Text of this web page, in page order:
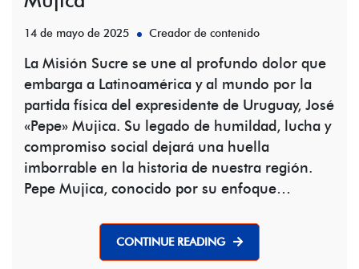
14 de mayo de 2025 Creador de contenido
La Misión Sucre se une al profundo dolor que
embarga a Latinoamérica y al mundo por la
partida física del expresidente de Uruguay, José
«Pepe» Mujica. Su legado de humildad, lucha y
compromiso social dejará una huella
imborrable en la historia de nuestra región.
Pepe Mujica, conocido por su enfoque…
CONTINUE READING